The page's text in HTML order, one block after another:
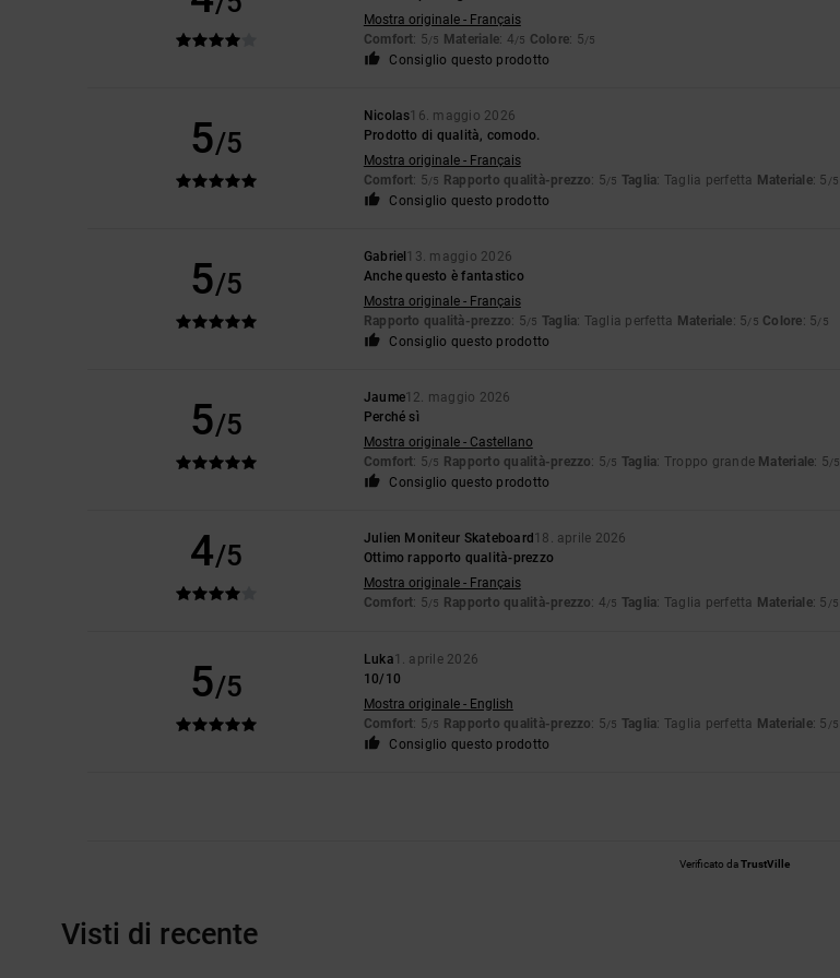
Mostra originale - Français
Comfort: 5/5 Materiale: 4/5 Colore: 5/5
Consiglio questo prodotto
5/5
Nicolas16. maggio 2026
Prodotto di qualità, comodo.
Mostra originale - Français
Comfort: 5/5 Rapporto qualità-prezzo: 5/5 Taglia: Taglia perfetta Materiale: 5 /5
Consiglio questo prodotto
5/5
Gabriel13. maggio 2026
Anche questo è fantastico
Mostra originale - Français
Rapporto qualità-prezzo: 5/5 Taglia: Taglia perfetta Materiale: 5/5 Colore: 5/5
Consiglio questo prodotto
5/5
Jaume12. maggio 2026
Perché sì
Mostra originale - Castellano
Comfort: 5/5 Rapporto qualità-prezzo: 5/5 Taglia: Troppo grande Materiale: 5/5
Consiglio questo prodotto
4/5
Julien Moniteur Skateboard18. aprile 2026
Ottimo rapporto qualità-prezzo
Mostra originale - Français
Comfort: 5/5 Rapporto qualità-prezzo: 4/5 Taglia: Taglia perfetta Materiale: 5 /5
5/5
Luka1. aprile 2026
10/10
Mostra originale - English
Comfort: 5/5 Rapporto qualità-prezzo: 5/5 Taglia: Taglia perfetta Materiale: 5 /5
Consiglio questo prodotto
Verificato daTrustVille
Visti di recente